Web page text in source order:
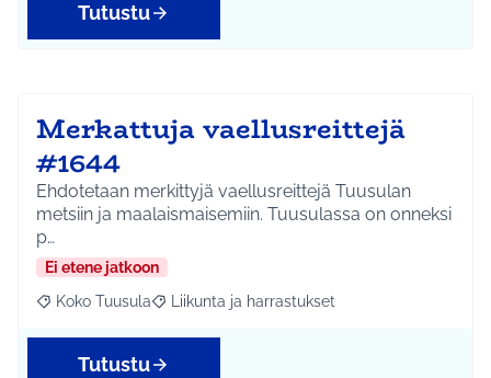
Tutustu
Merkattuja vaellusreittejä
#1644
Ehdotetaan merkittyjä vaellusreittejä Tuusulan
metsiin ja maalaismaisemiin. Tuusulassa on onneksi
p…
Ei etene jatkoon
Rajaa tulokset aihepiirin mukaan: Koko Tuusula
Koko Tuusula Rajaa tulokset teeman mukaan: Liikunta ja
Liikunta ja harrastukset
Tutustu